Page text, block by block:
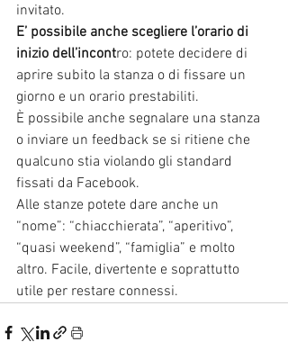
invitato.
E’ possibile anche scegliere l’orario di
inizio dell’incontro: potete decidere di
aprire subito la stanza o di fissare un
giorno e un orario prestabiliti.
È possibile anche segnalare una stanza
o inviare un feedback se si ritiene che
qualcuno stia violando gli standard
fissati da Facebook.
Alle stanze potete dare anche un
“nome”: “chiacchierata”, “aperitivo”,
“quasi weekend”, “famiglia” e molto
altro. Facile, divertente e soprattutto
utile per restare connessi.